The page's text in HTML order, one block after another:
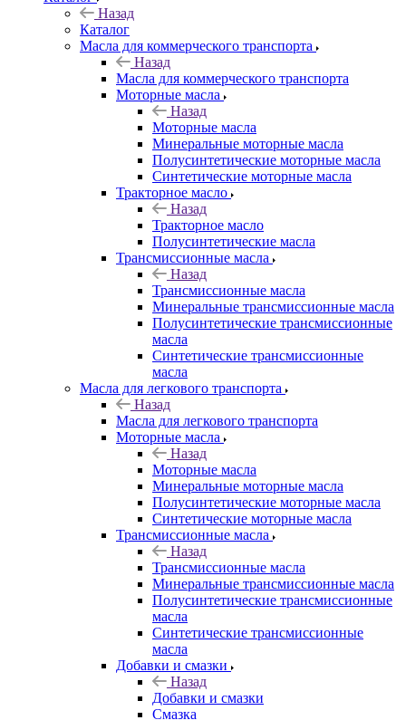
Назад
Каталог
Масла для коммерческого транспорта
Назад
Масла для коммерческого транспорта
Моторные масла
Назад
Моторные масла
Минеральные моторные масла
Полусинтетические моторные масла
Синтетические моторные масла
Тракторное масло
Назад
Тракторное масло
Полусинтетические масла
Трансмиссионные масла
Назад
Трансмиссионные масла
Минеральные трансмиссионные масла
Полусинтетические трансмиссионные
масла
Синтетические трансмиссионные
масла
Масла для легкового транспорта
Назад
Масла для легкового транспорта
Моторные масла
Назад
Моторные масла
Минеральные моторные масла
Полусинтетические моторные масла
Синтетические моторные масла
Трансмиссионные масла
Назад
Трансмиссионные масла
Минеральные трансмиссионные масла
Полусинтетические трансмиссионные
масла
Синтетические трансмиссионные
масла
Добавки и смазки
Назад
Добавки и смазки
Смазка